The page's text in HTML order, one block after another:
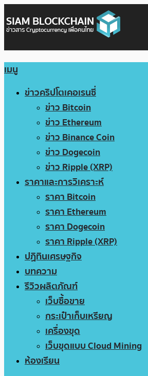
เมนู
ข่าวคริปโตเคอเรนซี่
ข่าว Bitcoin
ข่าว Ethereum
ข่าว Binance Coin
ข่าว Dogecoin
ข่าว Ripple (XRP)
ราคาและการวิเคราะห์
ราคา Bitcoin
ราคา Ethereum
ราคา Dogecoin
ราคา Ripple (XRP)
ปฏิทินเศรษฐกิจ
บทความ
รีวิวผลิตภัณฑ์
เว็บซื้อขาย
กระเป๋าเก็บเหรียญ
เครื่องขุด
เว็บขุดแบบ Cloud Mining
ห้องเรียน